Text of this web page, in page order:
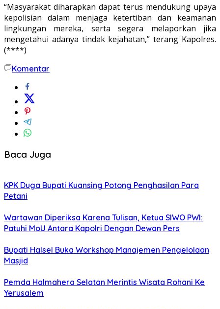
“Masyarakat diharapkan dapat terus mendukung upaya
kepolisian dalam menjaga ketertiban dan keamanan
lingkungan mereka, serta segera melaporkan jika
mengetahui adanya tindak kejahatan,” terang Kapolres.
(****)
Komentar
Baca Juga
KPK Duga Bupati Kuansing Potong Penghasilan Para
Petani
Wartawan Diperiksa Karena Tulisan, Ketua SIWO PWI:
Patuhi MoU Antara Kapolri Dengan Dewan Pers
Bupati Halsel Buka Workshop Manajemen Pengelolaan
Masjid
Pemda Halmahera Selatan Merintis Wisata Rohani Ke
Yerusalem